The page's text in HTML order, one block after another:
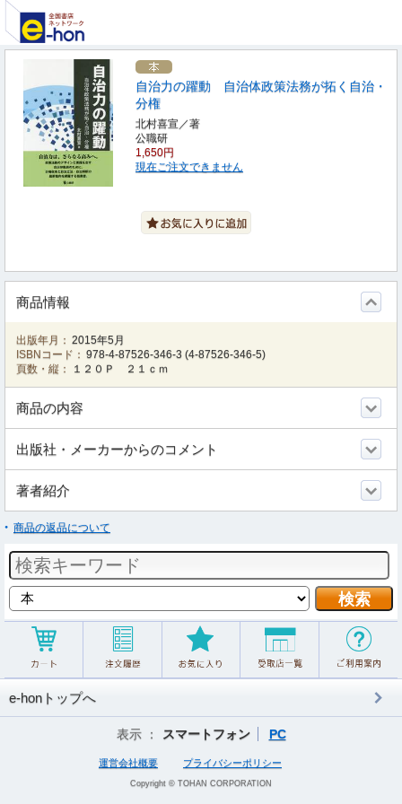
自治力の躍動 自治体政策法務が拓く自治・
分権
北村喜宣／著
公職研
1,650円
現在ご注文できません
商品情報
出版年月： 2015年5月
ISBNコード： 978-4-87526-346-3 (4-87526-346-5)
頁数・縦：
１２０Ｐ ２１ｃｍ
商品の内容
出版社・メーカーからのコメント
著者紹介
商品の返品について
e-honトップへ
表示 ： スマートフォン PC
運営会社概要 プライバシーポリシー
Copyright © TOHAN CORPORATION